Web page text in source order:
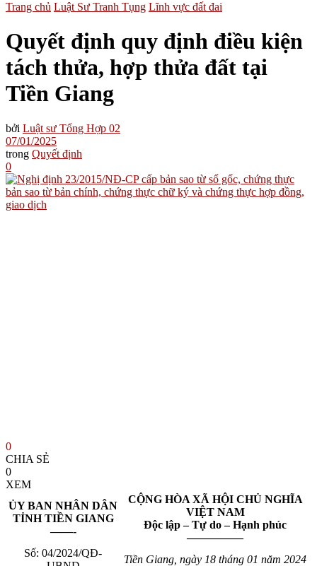
Trang chủ Luật Sư Tranh Tụng Lĩnh vực đất đai
Quyết định quy định điều kiện
tách thửa, hợp thửa đất tại
Tiền Giang
bởi Luật sư Tổng Hợp 02
07/01/2025
trong Quyết định
0
0
CHIA SẺ
0
XEM
ỦY BAN NHÂN DÂN
TỈNH TIỀN GIANG
——-
CỘNG HÒA XÃ HỘI CHỦ NGHĨA
VIỆT NAM
Độc lập – Tự do – Hạnh phúc
—————
Số: 04/2024/QĐ-
Tiền Giang, ngày 18 tháng 01 năm 2024